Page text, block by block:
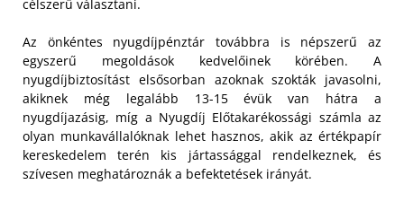
célszerű választani.
Az önkéntes nyugdíjpénztár továbbra is népszerű az
egyszerű megoldások kedvelőinek körében. A
nyugdíjbiztosítást elsősorban azoknak szokták javasolni,
akiknek még legalább 13-15 évük van hátra a
nyugdíjazásig, míg a Nyugdíj Előtakarékossági számla az
olyan munkavállalóknak lehet hasznos, akik az értékpapír
kereskedelem terén kis jártassággal rendelkeznek, és
szívesen meghatároznák a befektetések irányát.